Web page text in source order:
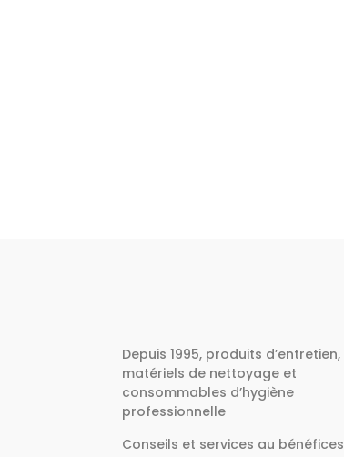
Depuis 1995, produits d’entretien,
matériels de nettoyage et
consommables d’hygiène
professionnelle
Conseils et services au bénéfices